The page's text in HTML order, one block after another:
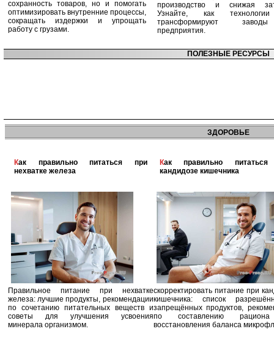
сохранность товаров, но и помогать
оптимизировать внутренние процессы,
сокращать издержки и упрощать
работу с грузами.
производство и снижая
Узнайте, как
трансформируют
предприятия.
ПОЛЕЗНЫЕ РЕСУРСЫ
ЗДОРОВЬЕ
Как правильно питаться при
нехватке железа
Правильное питание при нехватке
железа: лучшие продукты, рекомендации
по сочетанию питательных веществ и
советы для улучшения усвоения
минерала организмом.
Как правильно питаться при
кандидозе кишечника
скорректировать питание при
кишечника: список
запрещённых продуктов,
по составлению
восстановления баланса